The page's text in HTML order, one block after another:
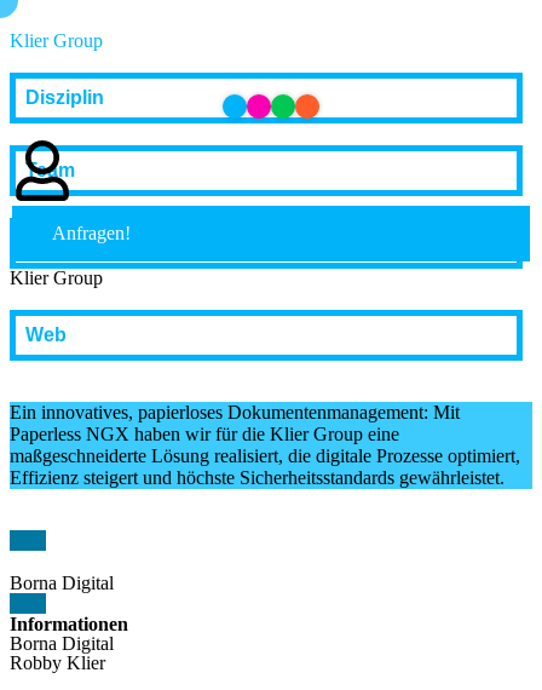
Anfragen!
Klier Group
Disziplin
Team
Auftrag
Klier Group
Web
Ein innovatives, papierloses Dokumentenmanagement: Mit
Paperless NGX haben wir für die Klier Group eine
maßgeschneiderte Lösung realisiert, die digitale Prozesse optimiert,
Effizienz steigert und höchste Sicherheitsstandards gewährleistet.
Borna Digital
Informationen
Borna Digital
Robby Klier